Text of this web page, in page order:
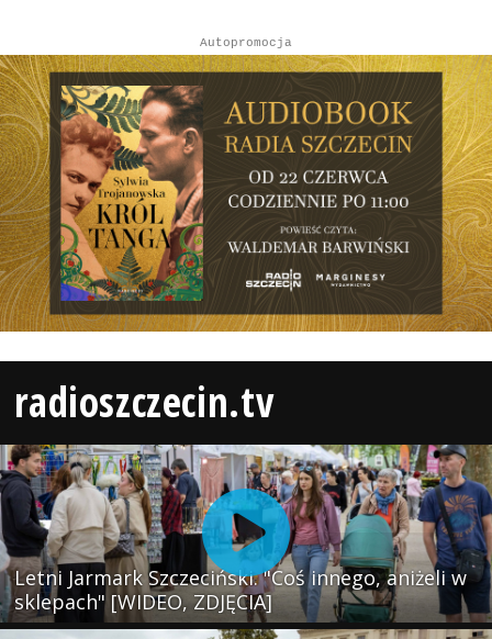
Autopromocja
radioszczecin.tv
Letni Jarmark Szczeciński. "Coś innego, aniżeli w
sklepach" [WIDEO, ZDJĘCIA]